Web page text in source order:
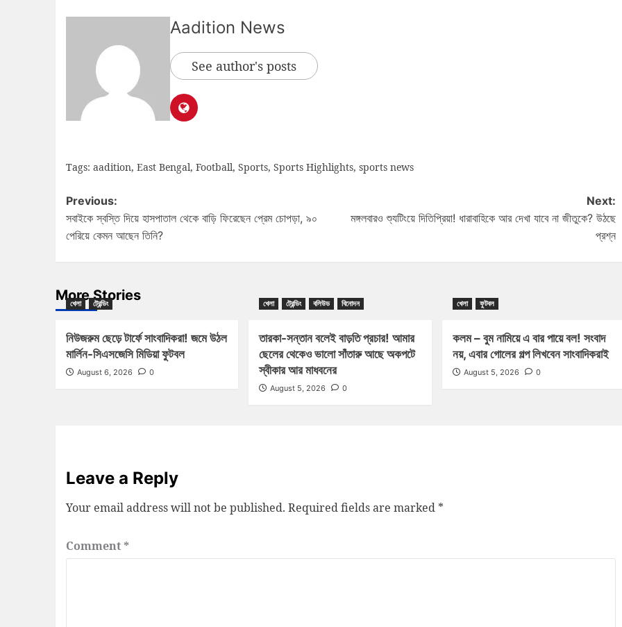
Aadition News
See author's posts
Tags: aadition, East Bengal, Football, Sports, Sports Highlights, sports news
Previous:
সবাইকে স্বস্তি দিয়ে হাসপাতাল থেকে বাড়ি ফিরেছেন প্রেম চোপড়া, ৯০
পেরিয়ে কেমন আছেন তিনি?
Next:
মঙ্গলবারও শ্যুটিংয়ে দিতিপ্রিয়া! ধারাবাহিকে আর দেখা যাবে না জীতুকে? উঠছে
প্রশ্ন
More Stories
খেলা ট্রেন্ডিং
নিউজরুম ছেড়ে টার্ফে সাংবাদিকরা! জমে উঠল
মার্লিন-সিএসজেসি মিডিয়া ফুটবল
August 6, 2026 0
খেলা ট্রেন্ডিং বলিউড বিনোদন
তারকা-সন্তান বলেই বাড়তি প্রচার! আমার
ছেলের থেকেও ভালো সাঁতারু আছে অকপটে
স্বীকার আর মাধবনের
August 5, 2026 0
খেলা ফুটবল
কলম – বুম নামিয়ে এ বার পায়ে বল! সংবাদ
নয়, এবার গোলের গল্প লিখবেন সাংবাদিকরাই
August 5, 2026 0
Leave a Reply
Your email address will not be published. Required fields are marked *
Comment *